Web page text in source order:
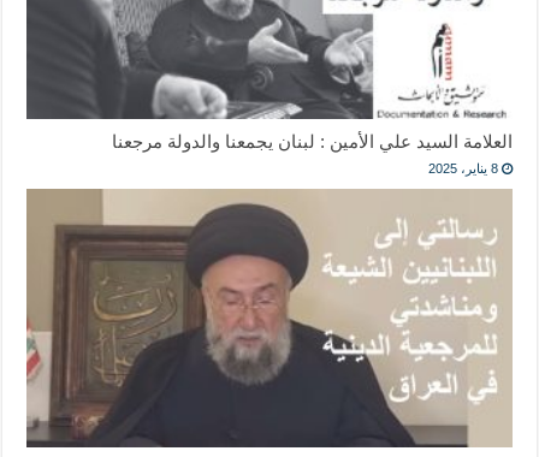
العلامة السيد علي الأمين : لبنان يجمعنا والدولة مرجعنا
8 يناير، 2025